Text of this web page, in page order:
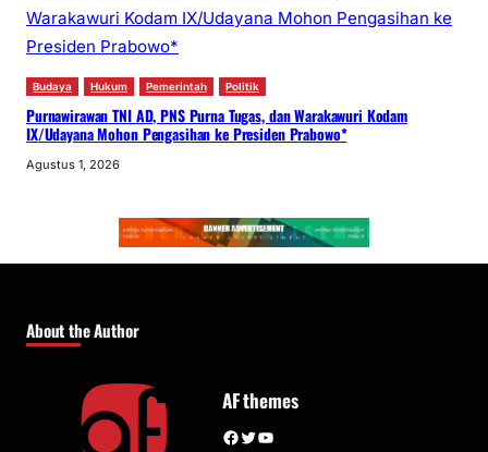
Budaya Hukum Pemerintah Politik
Purnawirawan TNI AD, PNS Purna Tugas, dan Warakawuri Kodam
IX/Udayana Mohon Pengasihan ke Presiden Prabowo*
Agustus 1, 2026
About the Author
AF themes
Facebook Twitter YouTube